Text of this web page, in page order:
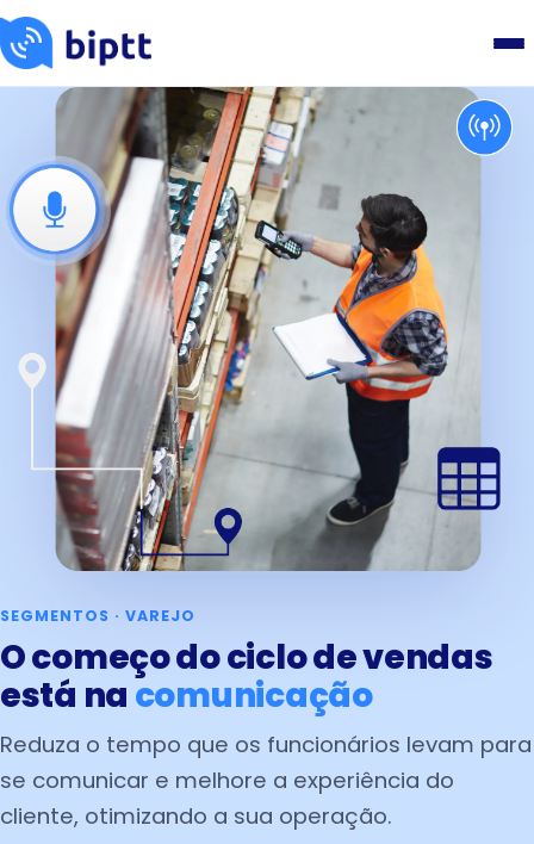
SEGMENTOS · VAREJO
O começo do ciclo de vendas
está na comunicação
Reduza o tempo que os funcionários levam para
se comunicar e melhore a experiência do
cliente, otimizando a sua operação.